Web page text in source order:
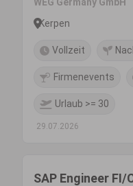
Kerpen
Vollzeit
Firmenevents
Urlaub >= 30
29.07.2026
SAP Engineer FI/